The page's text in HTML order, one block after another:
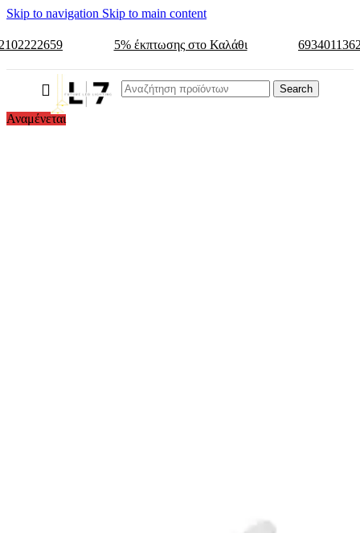
Skip to navigation Skip to main content
5% έκπτωσης στο Καλάθι
Search
Αναμένεται